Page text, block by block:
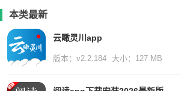
本类最新
云瞰灵川app
版本：v2.2.184 大小：127 MB